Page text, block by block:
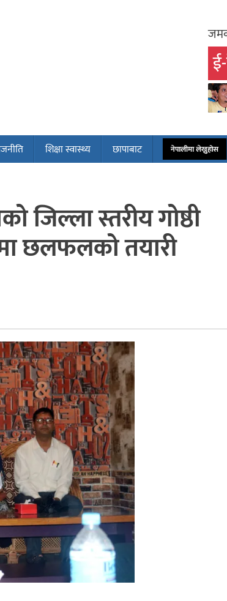
शिक्षा स्वास्थ्य छापाबाट नेपालीमा लेख्नुहोस
स्तरीय गोष्ठी
छलफलको तयारी